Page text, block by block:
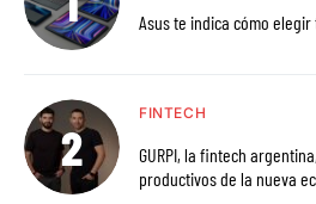
Asus te indica cómo
FINTECH
GURPI, la fintech argentina, habilita el acceso a activos
productivos de la nueva